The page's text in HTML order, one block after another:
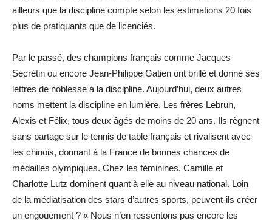
ailleurs que la discipline compte selon les estimations 20 fois
plus de pratiquants que de licenciés.
Par le passé, des champions français comme Jacques
Secrétin ou encore Jean-Philippe Gatien ont brillé et donné ses
lettres de noblesse à la discipline. Aujourd’hui, deux autres
noms mettent la discipline en lumière. Les frères Lebrun,
Alexis et Félix, tous deux âgés de moins de 20 ans. Ils règnent
sans partage sur le tennis de table français et rivalisent avec
les chinois, donnant à la France de bonnes chances de
médailles olympiques. Chez les féminines, Camille et
Charlotte Lutz dominent quant à elle au niveau national. Loin
de la médiatisation des stars d’autres sports, peuvent-ils créer
un engouement ? « Nous n’en ressentons pas encore les